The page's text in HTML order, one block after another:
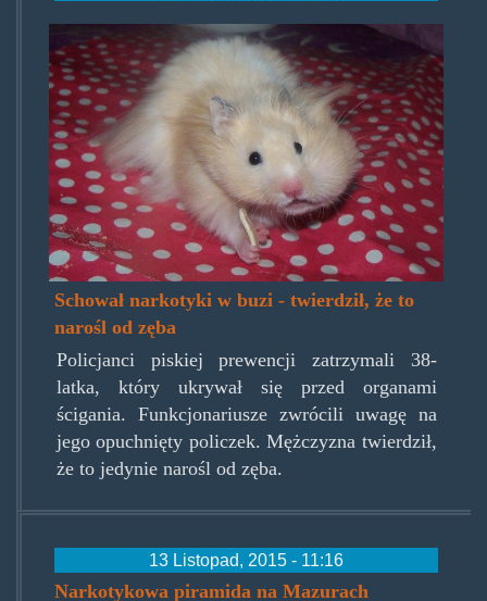
chomikpoliki.jpg
Schował narkotyki w buzi - twierdził, że to
narośl od zęba
Policjanci piskiej prewencji zatrzymali 38-
latka, który ukrywał się przed organami
ścigania. Funkcjonariusze zwrócili uwagę na
jego opuchnięty policzek. Mężczyzna twierdził,
że to jedynie narośl od zęba.
13 Listopad, 2015 - 11:16
Narkotykowa piramida na Mazurach